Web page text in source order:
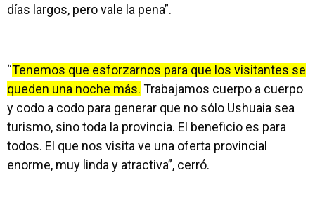
días largos, pero vale la pena”.
“Tenemos que esforzarnos para que los visitantes se
queden una noche más. Trabajamos cuerpo a cuerpo
y codo a codo para generar que no sólo Ushuaia sea
turismo, sino toda la provincia. El beneficio es para
todos. El que nos visita ve una oferta provincial
enorme, muy linda y atractiva”, cerró.